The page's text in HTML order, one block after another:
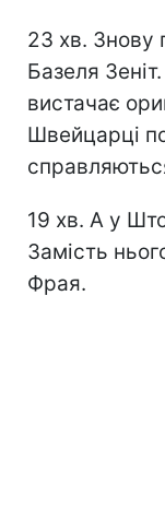
23 хв. Знову
Базеля
вистачає
Швейцарці
19 хв. А у
Замість
Фрая.